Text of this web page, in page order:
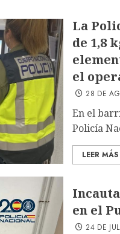
La
de 1,8
el
28 DE
En el
Policía
LEER MÁS
en el
24 DE